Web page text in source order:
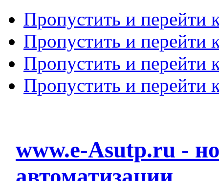
Пропустить и перейти
Пропустить и перейти
Пропустить и перейти
Пропустить и перейти
www.e-Asutp.ru -